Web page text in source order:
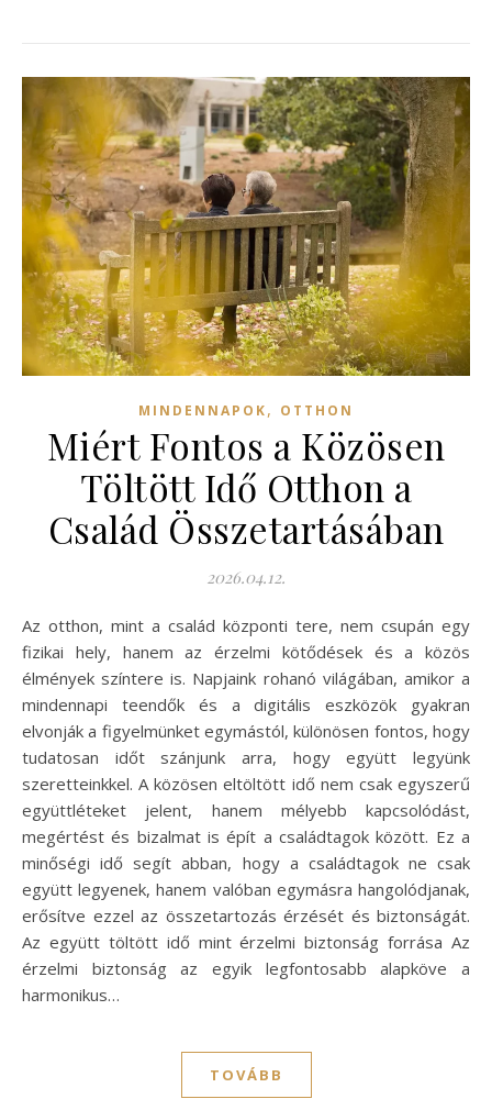
MINDENNAPOK, OTTHON
Miért Fontos a Közösen
Töltött Idő Otthon a
Család Összetartásában
2026.04.12.
Az otthon, mint a család központi tere, nem csupán egy
fizikai hely, hanem az érzelmi kötődések és a közös
élmények színtere is. Napjaink rohanó világában, amikor a
mindennapi teendők és a digitális eszközök gyakran
elvonják a figyelmünket egymástól, különösen fontos, hogy
tudatosan időt szánjunk arra, hogy együtt legyünk
szeretteinkkel. A közösen eltöltött idő nem csak egyszerű
együttléteket jelent, hanem mélyebb kapcsolódást,
megértést és bizalmat is épít a családtagok között. Ez a
minőségi idő segít abban, hogy a családtagok ne csak
együtt legyenek, hanem valóban egymásra hangolódjanak,
erősítve ezzel az összetartozás érzését és biztonságát.
Az együtt töltött idő mint érzelmi biztonság forrása Az
érzelmi biztonság az egyik legfontosabb alapköve a
harmonikus…
TOVÁBB